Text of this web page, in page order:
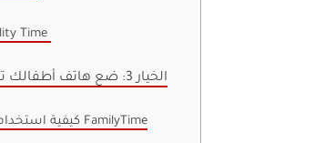
Time
الخيار 3: ضع هاتف أطفالك تحت الإشراف
كيفية استخدام تطبيق FamilyTime